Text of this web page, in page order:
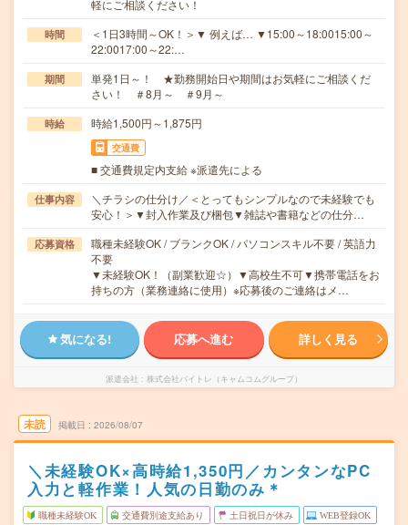
軽にご相談ください！
時間
＜1日3時間～OK！＞▼ 例えば… ▼15:00～18:0015:00～
22:0017:00～22:…
期間
単発1日～！ ★勤務開始日や期間はお気軽にご相談くだ
さい！ ＃8月～ ＃9月～
時給 時給1,500円～1,875円
交通費
■ 交通費規定内支給 ※派遣先による
仕事内容
＼チラシの仕分け／＜とってもシンプルなので未経験でも
安心！＞▼封入作業及び梱包▼雑誌や書籍などの仕分…
応募資格
職種未経験OK / ブランクOK / パソコンスキル不要 / 英語力
不要
▼未経験OK！（副業歓迎☆）▼高校生不可▼携帯電話をお
持ちの方（業務連絡に使用）※応募後のご連絡はメ…
気になる! 応募へ進む 詳しく見る
派遣会社 株式会社バイトレ（キャムコムグループ）
未読 掲載日 2026/08/07
＼未経験OK×高時給1,350円／カンタンなPC
入力と軽作業！人気の日勤のみ＊
職種未経験OK 交通費別途支給あり 土日祝日が休み WEB登録OK